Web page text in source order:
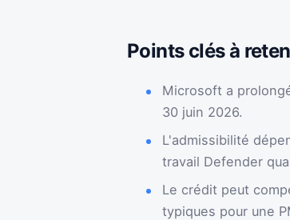
Points clés à
Microsoft a
30 juin 2026.
L'admissibilité
travail Defender
Le crédit peut
typiques pour une